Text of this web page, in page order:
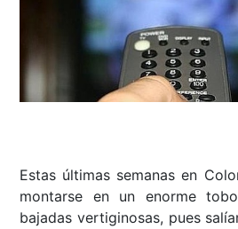
Estas últimas semanas en
montarse en un enorme
bajadas vertiginosas, pues